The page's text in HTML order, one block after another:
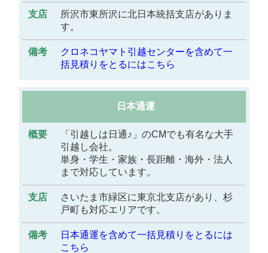
所沢市東所沢に北日本統括支店がありま
す。
クロネコヤマト引越センターを含めて一
括見積りをとるにはこちら
日本通運
「引越しは日通♪」のCMでも有名な大手
引越し会社。
単身・学生・家族・長距離・海外・法人
まで対応しています。
さいたま市緑区に東京北支店があり、杉
戸町も対応エリアです。
日本通運を含めて一括見積りをとるには
こちら